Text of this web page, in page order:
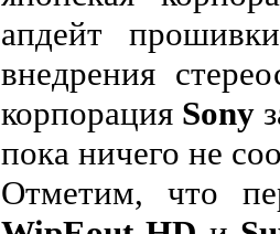
апдейт
внедрения
корпорация Sony
пока ничего не
Отметим, что